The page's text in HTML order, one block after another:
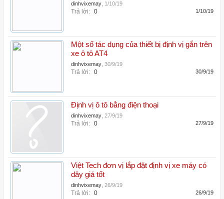
dinhvixemay 1/10/19
Trả lời: 0 1/10/19
Một số tác dụng của thiết bị định vị gắn trên
xe ô tô AT4
dinhvixemay 30/9/19
Trả lời: 0 30/9/19
Định vị ô tô bằng điện thoại
dinhvixemay 27/9/19
Trả lời: 0 27/9/19
Việt Tech đơn vị lắp đặt định vị xe máy có
dây giá tốt
dinhvixemay 26/9/19
Trả lời: 0 26/9/19